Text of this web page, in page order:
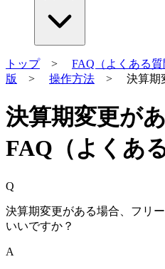
トップ> FAQ（よくある質
版
> 操作方法 > 決算期
決算期変更が
FAQ（よくあ
Q
決算期変更がある場合、フリ
いいですか？
A